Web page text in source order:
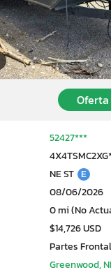
52427***
NE ST E
08/06/2026
0 mi (No
$14,726 USD
Partes
Greenwood,